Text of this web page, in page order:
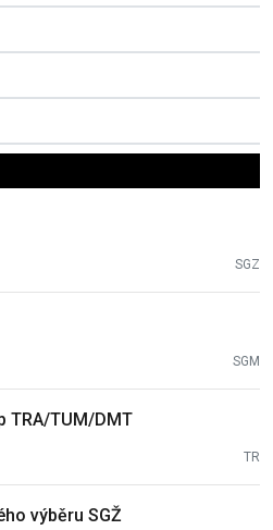
SGZ
SGM
TRA/TUM/DMT
TR
výběru SGŽ